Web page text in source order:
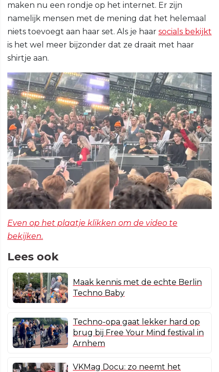
maken nu een rondje op het internet. Er zijn
namelijk mensen met de mening dat het helemaal
niets toevoegt aan haar set. Als je haar socials bekijkt
is het wel meer bijzonder dat ze draait met haar
shirtje aan.
Even op het plaatje klikken om de video te
bekijken.
Lees ook
Maak kennis met de echte Berlin
Techno Baby
Techno-opa gaat lekker hard op
brug bij Free Your Mind festival in
Arnhem
VKMag Docu: zo neemt het